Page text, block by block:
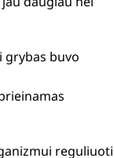
grybas buvo
reguliuoti